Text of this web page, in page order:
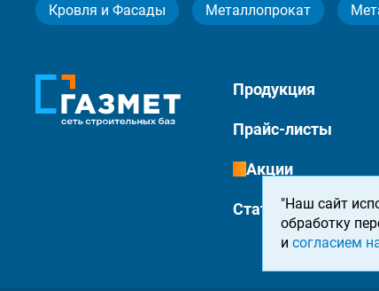
Кровля и Фасады Металлопрокат
Продукция
Прайс-листы
Акции
Статьи "Наш сайт
обработку
и согласием